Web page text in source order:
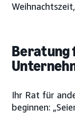
Beratung
Ihr Rat für
beginnen: